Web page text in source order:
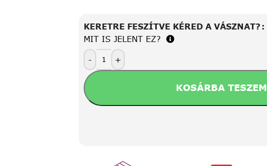
KERETRE FESZÍTVE KÉRED A VÁSZNAT?
MIT IS JELENT EZ?
-
+
KOSÁRBA TESZEM